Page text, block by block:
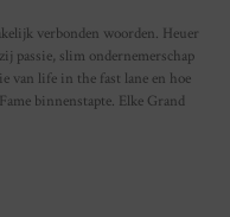
verbonden woorden. Heuer
passie, slim ondernemerschap
van life in the fast lane en hoe
binnenstapte. Elke Grand